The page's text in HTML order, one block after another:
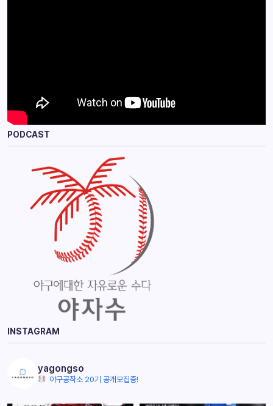
PODCAST
INSTAGRAM
yagongso
야구공작소 20기 공개모집중!